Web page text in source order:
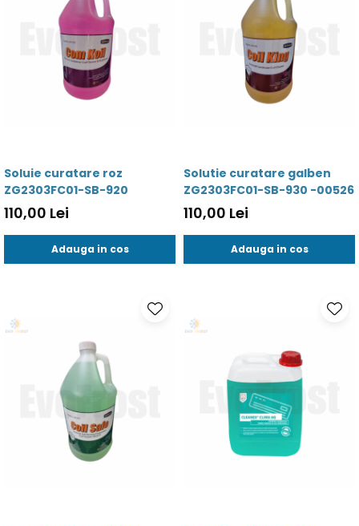
Soluie curatare roz
ZG2303FC01-SB-920
110,00 Lei
Adauga in cos
Solutie curatare galben
ZG2303FC01-SB-930 -00526
110,00 Lei
Adauga in cos